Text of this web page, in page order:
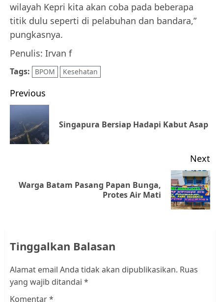
wilayah Kepri kita akan coba pada beberapa
titik dulu seperti di pelabuhan dan bandara,”
pungkasnya.
Penulis: Irvan f
Tags: BPOM Kesehatan
Post
navigation
Previous
Singapura Bersiap Hadapi Kabut Asap
Next
Next
Warga Batam Pasang Papan Bunga,
Protes Air Mati
Tinggalkan Balasan
Alamat email Anda tidak akan dipublikasikan. Ruas
yang wajib ditandai *
Komentar*